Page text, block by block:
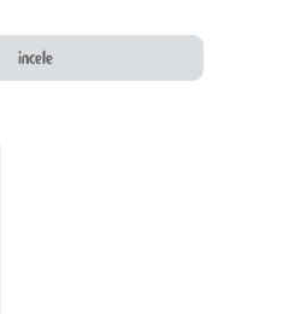
incele